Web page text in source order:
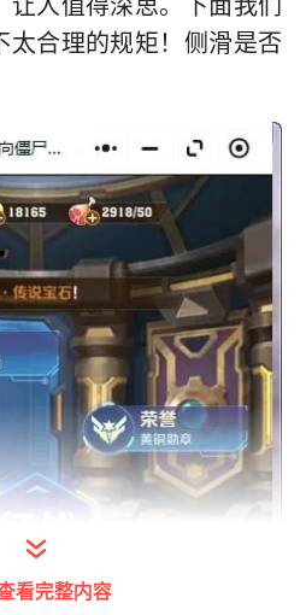
人值得深思。下面我们
太合理的规矩！侧滑是否
看完整内容